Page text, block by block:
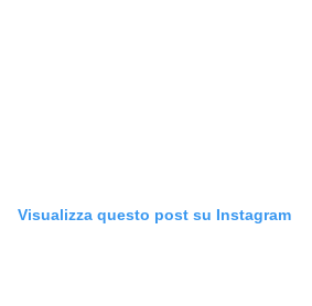
Visualizza questo post su Instagram